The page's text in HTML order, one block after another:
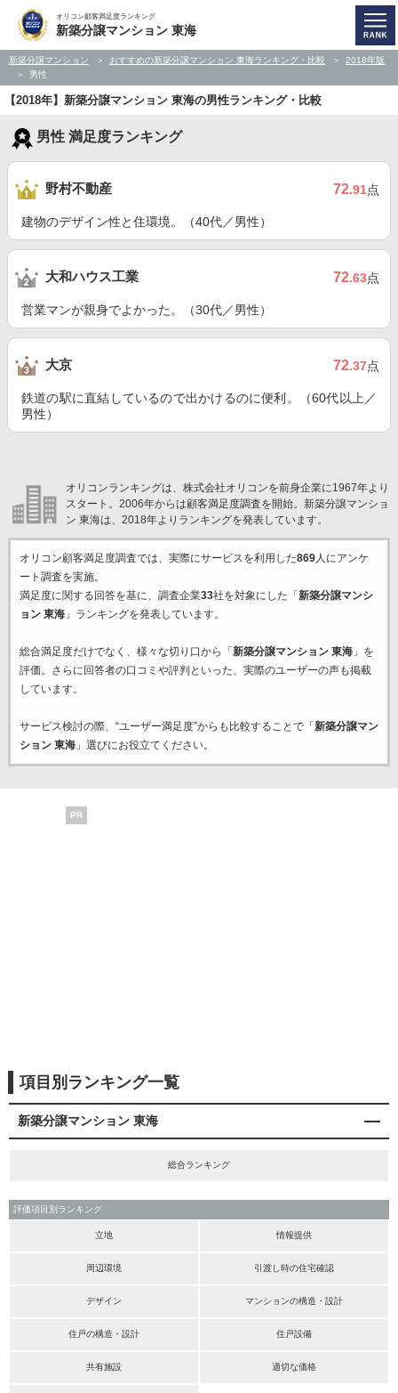
オリコン顧客満足度ランキング
新築分譲マンション 東海
新築分譲マンション おすすめの新築分譲マンション 東海ランキング・比較
2018年版
男性
【2018年】新築分譲マンション 東海の男性ランキング・比較
男性 満足度ランキング
野村不動産 72.91点
建物のデザイン性と住環境。（40代／男性）
大和ハウス工業 72.63点
営業マンが親身でよかった。（30代／男性）
大京 72.37点
鉄道の駅に直結しているので出かけるのに便利。（60代以上／
男性）
オリコンランキングは、株式会社オリコンを前身企業に1967年より
スタート。2006年からは顧客満足度調査を開始。新築分譲マンショ
ン 東海は、2018年よりランキングを発表しています。
オリコン顧客満足度調査では、実際にサービスを利用した869人にアンケ
ート調査を実施。
満足度に関する回答を基に、調査企業33社を対象にした「 新築分譲マンシ
ョン 東海」ランキングを発表しています。
総合満足度だけでなく、様々な切り口から「 新築分譲マンション 東海」を
評価。さらに回答者の口コミや評判といった、実際のユーザーの声も掲載
しています。
サービス検討の際、“ユーザー満足度”からも比較することで「 新築分譲マン
ション 東海」選びにお役立てください。
PR
項目別ランキング一覧
新築分譲マンション 東海
総合ランキング
評価項目別ランキング
立地 情報提供
周辺環境 引渡し時の住宅確認
デザイン マンションの構造・設計
住戸の構造・設計 住戸設備
共有施設 適切な価格